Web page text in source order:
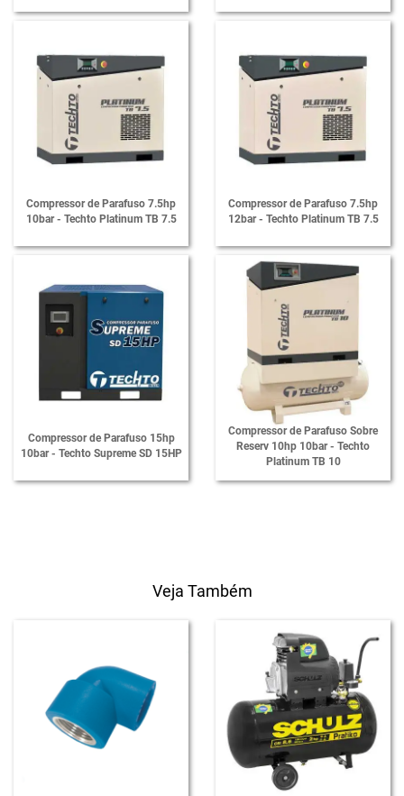
Compressor de Parafuso 7.5hp
10bar - Techto Platinum TB 7.5
Compressor de Parafuso 7.5hp
12bar - Techto Platinum TB 7.5
Compressor de Parafuso 15hp
10bar - Techto Supreme SD 15HP
Compressor de Parafuso Sobre
Reserv 10hp 10bar - Techto
Platinum TB 10
Veja Também